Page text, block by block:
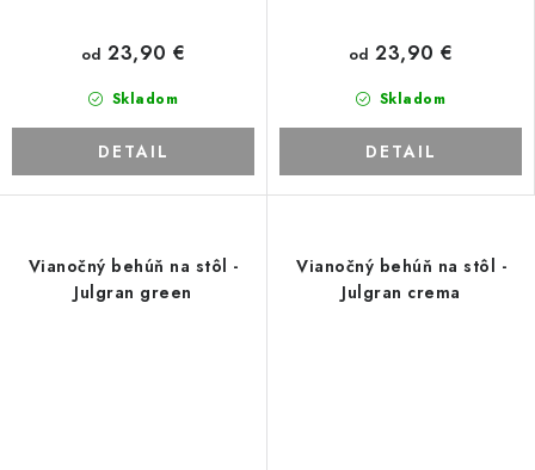
Skladom
od 23,90 €
DETAIL
Skladom
od 23,90 €
DETAIL
Vianočný behúň na stôl -
Julgran green
Vianočný behúň na stôl -
Julgran crema